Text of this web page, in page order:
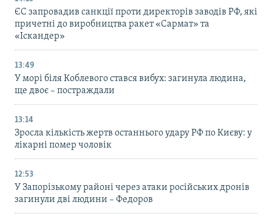
ЄС запровадив санкції проти директорів заводів РФ, які
причетні до виробництва ракет «Сармат» та
«Іскандер»
13:49
У морі біля Коблевого стався вибух: загинула людина,
ще двоє – постраждали
13:14
Зросла кількість жертв останнього удару РФ по Києву: у
лікарні помер чоловік
12:53
У Запорізькому районі через атаки російських дронів
загинули дві людини – Федоров